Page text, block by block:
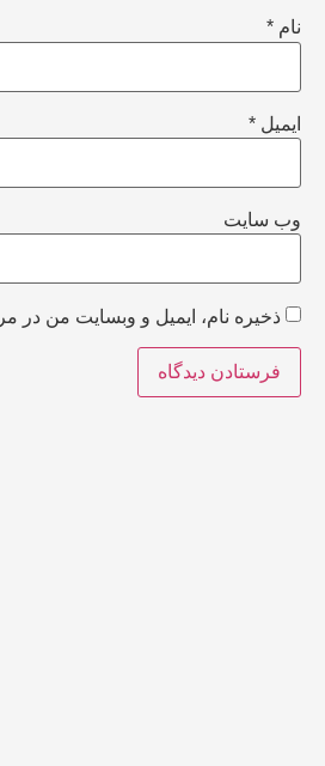
نام *
ایمیل *
وب‌ سایت
ذخیره نام، ایمیل و وبسایت من در